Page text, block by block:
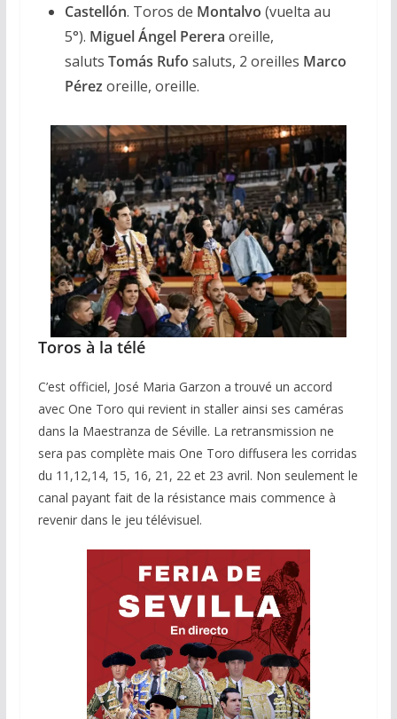
Castellón. Toros de Montalvo (vuelta au
5°). Miguel Ángel Perera oreille,
saluts Tomás Rufo saluts, 2 oreilles Marco
Pérez oreille, oreille.
Toros à la télé
C’est officiel, José Maria Garzon a trouvé un accord
avec One Toro qui revient in staller ainsi ses caméras
dans la Maestranza de Séville. La retransmission ne
sera pas complète mais One Toro diffusera les corridas
du 11,12,14, 15, 16, 21, 22 et 23 avril. Non seulement le
canal payant fait de la résistance mais commence à
revenir dans le jeu télévisuel.